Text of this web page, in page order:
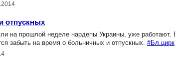
отпускных
на прошлой неделе нардепы Украины, уже
забыть на время о больничных и отпускных. #Бл.цирк